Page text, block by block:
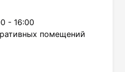
- 16:00
помещений